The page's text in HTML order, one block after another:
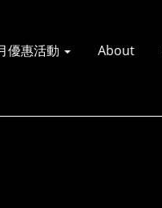
優惠活動 About